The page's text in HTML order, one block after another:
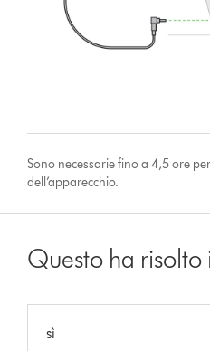
Sono necessarie fino a 4,5 ore
dell’apparecchio.
Questo ha
sì